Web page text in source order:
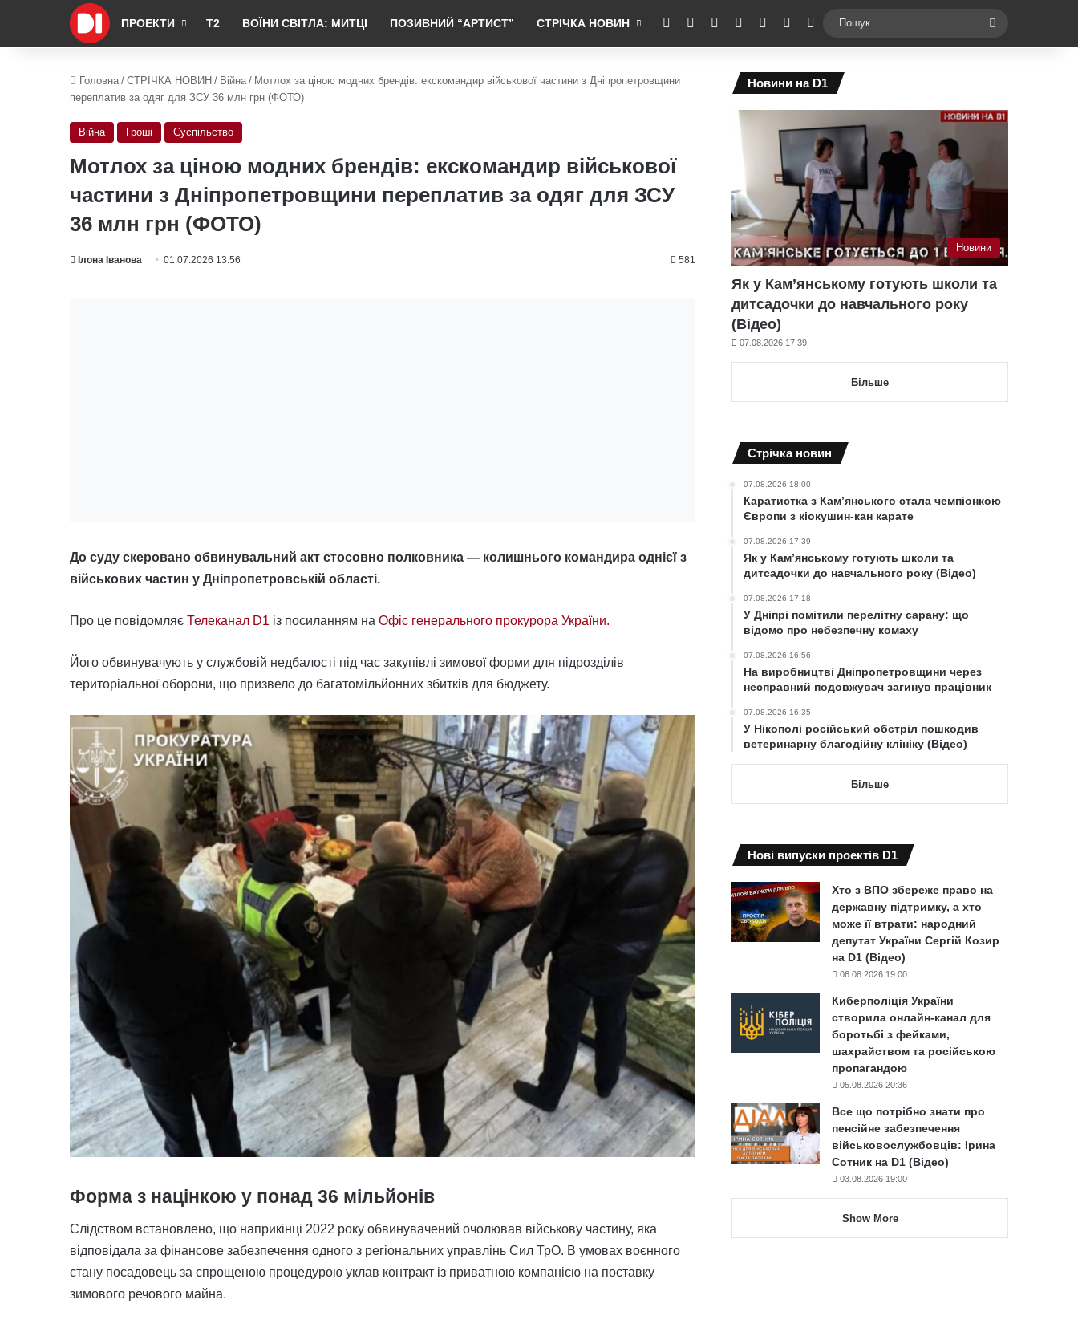
ПРОЕКТИ Т2 ВОЇНИ СВІТЛА: МИТЦІ ПОЗИВНИЙ “АРТИСТ” СТРІЧКА НОВИН RSS Facebook YouTubeInstagramTelegramSwitch skin
Головна / СТРІЧКА НОВИН / Війна / Мотлох за ціною модних брендів: екскомандир військової частини з Дніпропетровщини
переплатив за одяг для ЗСУ 36 млн грн (ФОТО)
Війна Гроші Суспільство
Мотлох за ціною модних брендів: екскомандир військової
частини з Дніпропетровщини переплатив за одяг для ЗСУ
36 млн грн (ФОТО)
Ілона Іванова 01.07.2026 13:56 581
До суду скеровано обвинувальний акт стосовно полковника — колишнього командира однієї з
військових частин у Дніпропетровській області.
Про це повідомляє Телеканал D1 із посиланням на Офіс генерального прокурора України.
Його обвинувачують у службовій недбалості під час закупівлі зимової форми для підрозділів
територіальної оборони, що призвело до багатомільйонних збитків для бюджету.
Форма з націнкою у понад 36 мільйонів
Слідством встановлено, що наприкінці 2022 року обвинувачений очолював військову частину, яка
відповідала за фінансове забезпечення одного з регіональних управлінь Сил ТрО. В умовах воєнного
стану посадовець за спрощеною процедурою уклав контракт із приватною компанією на поставку
зимового речового майна.
Новини на D1
Новини
Як у Кам’янському готують школи та
дитсадочки до навчального року
(Відео)
07.08.2026 17:39
Більше
Cтрічка новин
07.08.2026 18:00
Каратистка з Кам’янського стала чемпіонкою
Європи з кіокушин-кан карате
07.08.2026 17:39
Як у Кам’янському готують школи та
дитсадочки до навчального року (Відео)
07.08.2026 17:18
У Дніпрі помітили перелітну сарану: що
відомо про небезпечну комаху
07.08.2026 16:56
На виробництві Дніпропетровщини через
несправний подовжувач загинув працівник
07.08.2026 16:35
У Нікополі російський обстріл пошкодив
ветеринарну благодійну клініку (Відео)
Більше
Нові випуски проектів D1
Хто з ВПО збереже право на
державну підтримку, а хто
може її втрати: народний
депутат України Сергій Козир
на D1 (Відео)
06.08.2026 19:00
Киберполіція України
створила онлайн-канал для
боротьбі з фейками,
шахрайством та російською
пропагандою
05.08.2026 20:36
Все що потрібно знати про
пенсійне забезпечення
військовослужбовців: Ірина
Сотник на D1 (Відео)
03.08.2026 19:00
Show More